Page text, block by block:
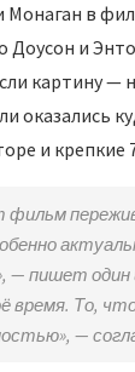
в
Доусон и
картину —
оказались
и крепкие
фильм
— пишет один
время. То,
—